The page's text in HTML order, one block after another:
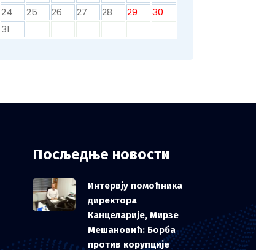
24
25 26 27 28 29
30
31
Посљедње новости
Интервју помоћника
директора
Канцеларије, Мирзе
Мешановић: Борба
против корупције